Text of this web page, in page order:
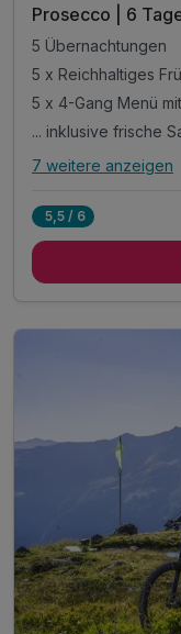
Prosecco | 6
5 Übernachtungen
5 x Reichhaltiges
5 x 4-Gang Menü
... inklusive frische
Alle
5 x Reichhaltiges
inkl. Silvretta
inkl. Nutzung
Leihbademantel
inkl. Nutzung
7 weitere anzeigen
5,5 / 6